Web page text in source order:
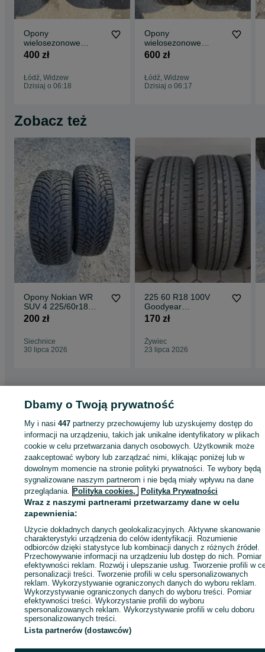
Opony
wielosezonowe
225/40/18 Goodyear
400 zł
Łódź, Widzew
Dzisiaj o 06:18
Opony
wielosezonowe
215/55/18 Continental
600 zł
Łódź, Widzew
Dzisiaj o 06:17
Zobacz też
Opony Nokian WR
SUV 4 225/60r18
(104H) XL
200 zł
Siechnice
30 lipca 2026
225 60 R18 100V
Goodyear
EfficientGrip SUV
170 zł
Żywiec
23 lipca 2026
Strona główna Motoryzacja Opony i Felgi Opony
KATEGORIA
1044522288 Wyświetlenia:
Zadzwoń / SMS Wyślij wiadomość
Dbamy o Twoją prywatność
My i nasi447 partnerzy przechowujemy lub uzyskujemy dostęp do
informacji na urządzeniu, takich jak unikalne identyfikatory w plikach
cookie w celu przetwarzania danych osobowych. Użytkownik może
zaakceptować wybory lub zarządzać nimi, klikając poniżej lub w
dowolnym momencie na stronie polityki prywatności. Te wybory będą
sygnalizowane naszym partnerom i nie będą miały wpływu na dane
przeglądania. Polityka cookies, Polityka Prywatności
Wraz z naszymi partnerami przetwarzamy dane w celu
zapewnienia:
Użycie dokładnych danych geolokalizacyjnych. Aktywne skanowanie
charakterystyki urządzenia do celów identyfikacji. Rozumienie
odbiorców dzięki statystyce lub kombinacji danych z różnych źródeł.
Przechowywanie informacji na urządzeniu lub dostęp do nich. Pomiar
efektywności reklam. Rozwój i ulepszanie usług. Tworzenie profili w
personalizacji treści. Tworzenie profili w celu spersonalizowanych
reklam. Wykorzystywanie ograniczonych danych do wyboru reklam.
Wykorzystywanie ograniczonych danych do wyboru treści. Pomiar
efektywności treści. Wykorzystanie profili do wyboru
spersonalizowanych reklam. Wykorzystywanie profili w celu doboru
spersonalizowanych treści.
Lista partnerów (dostawców)